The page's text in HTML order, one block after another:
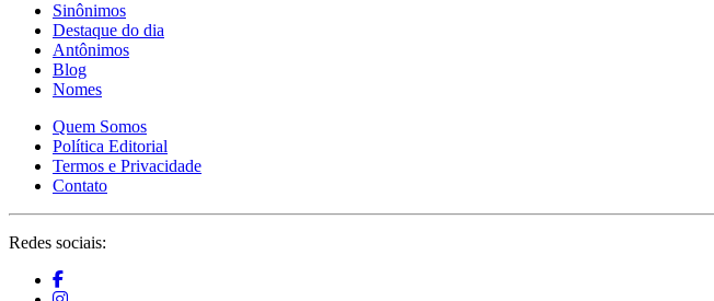
Sinônimos
Destaque do dia
Antônimos
Blog
Nomes
Quem Somos
Política Editorial
Termos e Privacidade
Contato
Redes sociais: